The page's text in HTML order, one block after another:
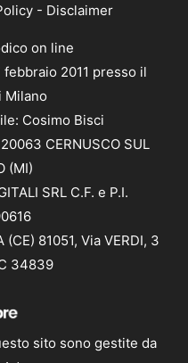
- Disclaimer
on line
febbraio 2011 presso il
Milano
Cosimo Bisci
CERNUSCO SUL
(MI)
SRL C.F. e P.I.
81051, Via VERDI, 3
34839
sito sono gestite da